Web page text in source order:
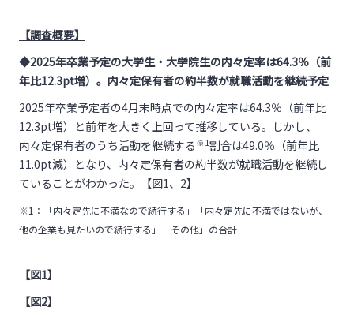
【調査概要】
◆2025年卒業予定の大学生・大学院生の内々定率は64.3％（前
年比12.3pt増）。内々定保有者の約半数が就職活動を継続予定
2025年卒業予定者の4月末時点での内々定率は64.3％（前年比
12.3pt増）と前年を大きく上回って推移している。しかし、
内々定保有者のうち活動を継続する ※1割合は49.0％（前年比
11.0pt減）となり、内々定保有者の約半数が就職活動を継続し
ていることがわかった。【図1、2】
※1：「内々定先に不満なので続行する」「内々定先に不満ではないが、
他の企業も見たいので続行する」「その他」の合計
【図1】
【図2】